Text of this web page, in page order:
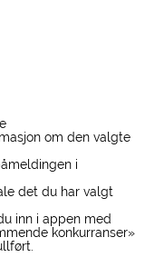
om den valgte
i
det du har valgt
inn i appen med
konkurranser»